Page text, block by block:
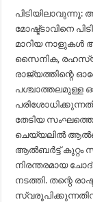
പിടിയിലാവുന്നൂ:
മോഷ്ട്ടാവിനെ
മാറിയ നാളുകള്‍
സൈനിക,
രാജ്യത്തിന്റെ
പശ്ചാത്തലമുള്ള
തേടിയ
ചെയ്യലില്‍
ആല്‍ബര്‍ട്ട് കുറ്റം
നിരന്തരമായ
നടത്തി. തന്റെ